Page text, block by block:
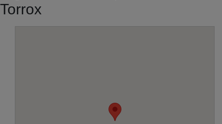
Torrox